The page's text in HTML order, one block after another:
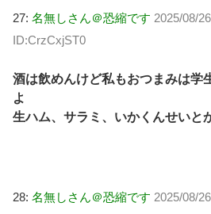
27: 名無しさん＠恐縮です 2025/08/
ID:CrzCxjST0
酒は飲めんけど私もおつまみは学
よ
生ハム、サラミ、いかくんせいと
28: 名無しさん＠恐縮です 2025/08/